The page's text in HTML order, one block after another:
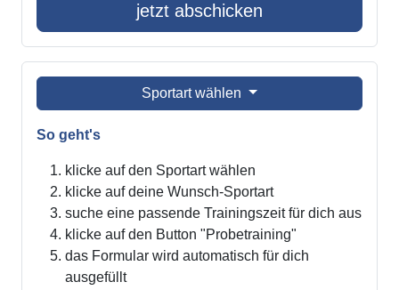
jetzt abschicken
Sportart wählen
So geht's
klicke auf den Sportart wählen
klicke auf deine Wunsch-Sportart
suche eine passende Trainingszeit für dich aus
klicke auf den Button "Probetraining"
das Formular wird automatisch für dich
ausgefüllt